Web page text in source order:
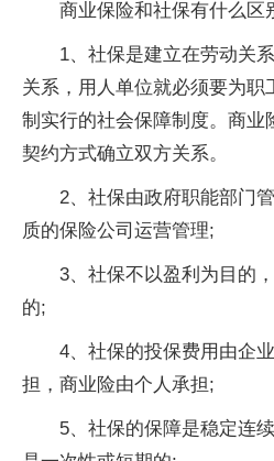
商业保险和社保有什么区
1、社保是建立在劳动关
关系，用人单位就必须要为职
制实行的社会保障制度。商业
契约方式确立双方关系。
2、社保由政府职能部门
质的保险公司运营管理;
3、社保不以盈利为目的
的;
4、社保的投保费用由企
担，商业险由个人承担;
5、社保的保障是稳定连